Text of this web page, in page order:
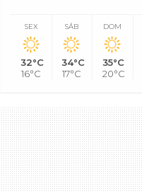
SEX
32°C
16°C
SÁB
34°C
17°C
DOM
35°C
20°C